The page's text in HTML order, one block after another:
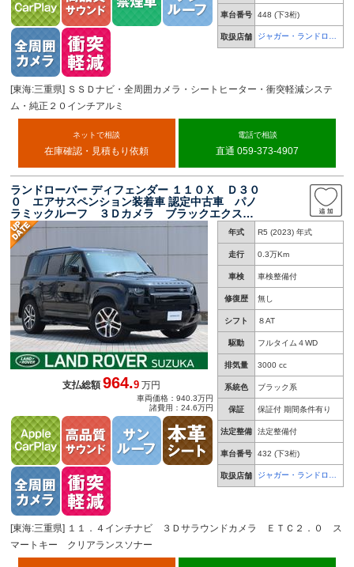
車台番号 448 (下3桁)
取扱店舗
ジャガー・ランドロー
[東海:三重県] ＳＳＤナビ・全周囲カメラ・シートヒーター・衝突軽減システ
ム・純正２０インチアルミ
ネットで相談
在庫確認・見積もり依頼
電話で相談
直通 059-373-4907
ランドローバー ディフェンダー １１０Ｘ Ｄ３０
０ エアサスペンション装着車 認定中古車 パノ
ラミックルーフ ３Ｄカメラ ブラックエクステ
リアパック シートヒーター＆クーラー デジタ
ルミラー 純正２０インチアルミ ＭＥＲＩＤＩ
ＡＮサラウンド メモリー付パワーシート
年式 R5 (2023) 年式
走行 0.3万Km
車検 車検整備付
修復歴 無し
シフト ８AT
駆動 フルタイム４WD
排気量 3000 cc
系統色 ブラック系
保証 保証付 期間条件有り
法定整備 法定整備付
車台番号 432 (下3桁)
取扱店舗
ジャガー・ランドロー
支払総額964.9 万円
車両価格：940.3万円
諸費用：24.6万円
[東海:三重県] １１．４インチナビ ３Ｄサラウンドカメラ ＥＴＣ２．０ ス
マートキー クリアランスソナー